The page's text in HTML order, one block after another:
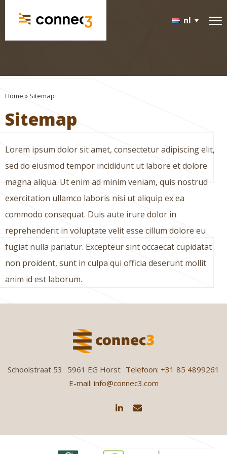
nl
Home » Sitemap
Sitemap
Lorem ipsum dolor sit amet, consectetur adipiscing elit,
sed do eiusmod tempor incididunt ut labore et dolore
magna aliqua. Ut enim ad minim veniam, quis nostrud
exercitation ullamco laboris nisi ut aliquip ex ea
commodo consequat. Duis aute irure dolor in
reprehenderit in voluptate velit esse cillum dolore eu
fugiat nulla pariatur. Excepteur sint occaecat cupidatat
non proident, sunt in culpa qui officia deserunt mollit
anim id est laborum.
Schoolstraat 53 5961 EG Horst Telefoon: +31 85 4899261
E-mail: info@connec3.com
Pallethout
Spijkers
Tuinhout
Plaatmateriaal
Certificeringen